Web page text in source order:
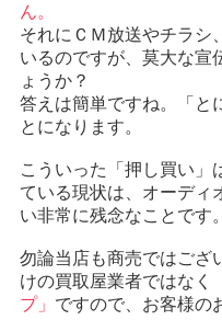
ん。
それにＣＭ放送やチラシ
いるのですが、莫大な宣
ょうか？
答えは簡単ですね。「と
とになります。
こういった「押し買い」
ている現状は、オーディ
い非常に残念なことです。
勿論当店も商売ではござ
けの買取屋業者ではなく
プ」 ですので、お客様の